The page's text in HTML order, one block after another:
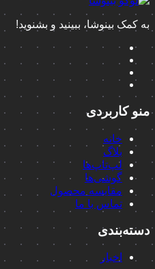
به کمک بینوشا، ببینید و بشنوید!
منو کاربردی
خانه
بلاگ
لپ‌تاپ‌ها
گوشی‌ها
مقایسه محصول
تماس با ما
دسته‌بندی
اخبار